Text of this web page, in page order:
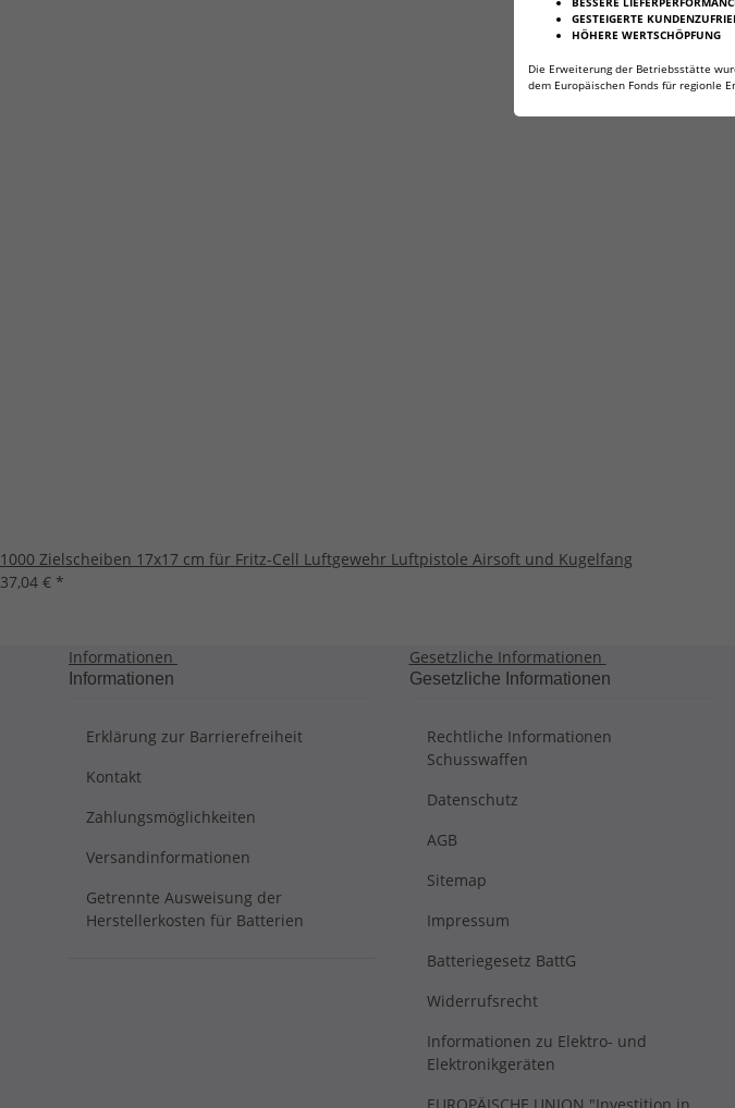
GESTEIGERTE
HÖHERE WERTSCHÖPFUNG
Die Erweiterung der Betriebsstätte
dem Europäischen Fonds für regionle
1000 Zielscheiben 17x17 cm für Fritz-Cell Luftgewehr Luftpistole Airsoft und Kugelfang
37,04 € *
Informationen
Informationen
Erklärung zur Barrierefreiheit
Kontakt
Zahlungsmöglichkeiten
Versandinformationen
Getrennte Ausweisung der
Herstellerkosten für Batterien
Gesetzliche Informationen
Gesetzliche Informationen
Rechtliche Informationen
Schusswaffen
Datenschutz
AGB
Sitemap
Impressum
Batteriegesetz BattG
Widerrufsrecht
Informationen zu Elektro- und
Elektronikgeräten